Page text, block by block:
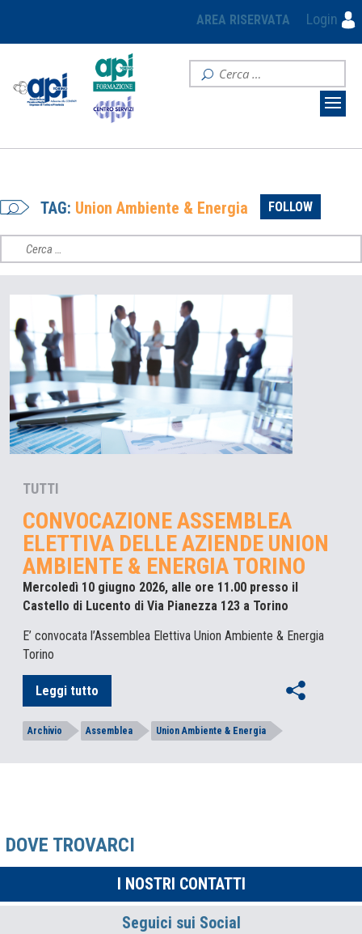
AREA RISERVATA Login
TAG: Union Ambiente & Energia FOLLOW
TUTTI
CONVOCAZIONE ASSEMBLEA
ELETTIVA DELLE AZIENDE UNION
AMBIENTE & ENERGIA TORINO
Mercoledì 10 giugno 2026, alle ore 11.00 presso il
Castello di Lucento di Via Pianezza 123 a Torino
E’ convocata l’Assemblea Elettiva Union Ambiente & Energia
Torino
Leggi tutto
Archivio Assemblea Union Ambiente & Energia
DOVE TROVARCI
I NOSTRI CONTATTI
Seguici sui Social